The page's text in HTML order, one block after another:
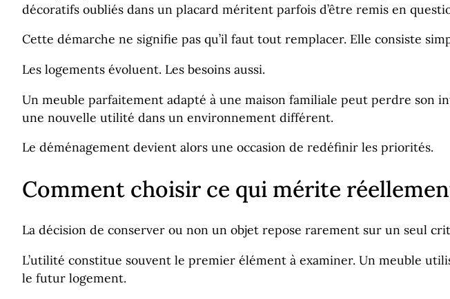
décoratifs oubliés dans un placard méritent parfois d’être remis en
Cette démarche ne signifie pas qu’il faut tout remplacer. Elle consiste
Les logements évoluent. Les besoins aussi.
Un meuble parfaitement adapté à une maison familiale peut perdre son
une nouvelle utilité dans un environnement différent.
Le déménagement devient alors une occasion de redéfinir les priorités.
Comment choisir ce qui mérite
La décision de conserver ou non un objet repose rarement sur un seul
L’utilité constitue souvent le premier élément à examiner. Un meuble
le futur logement.